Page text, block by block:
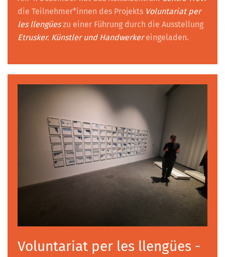
die Teilnehmer*innen des Projekts Voluntariat per
les llengüeszu einer Führung durch die Ausstellung
Etrusker. Künstler und Handwerkereingeladen.
Voluntariat per les llengües -